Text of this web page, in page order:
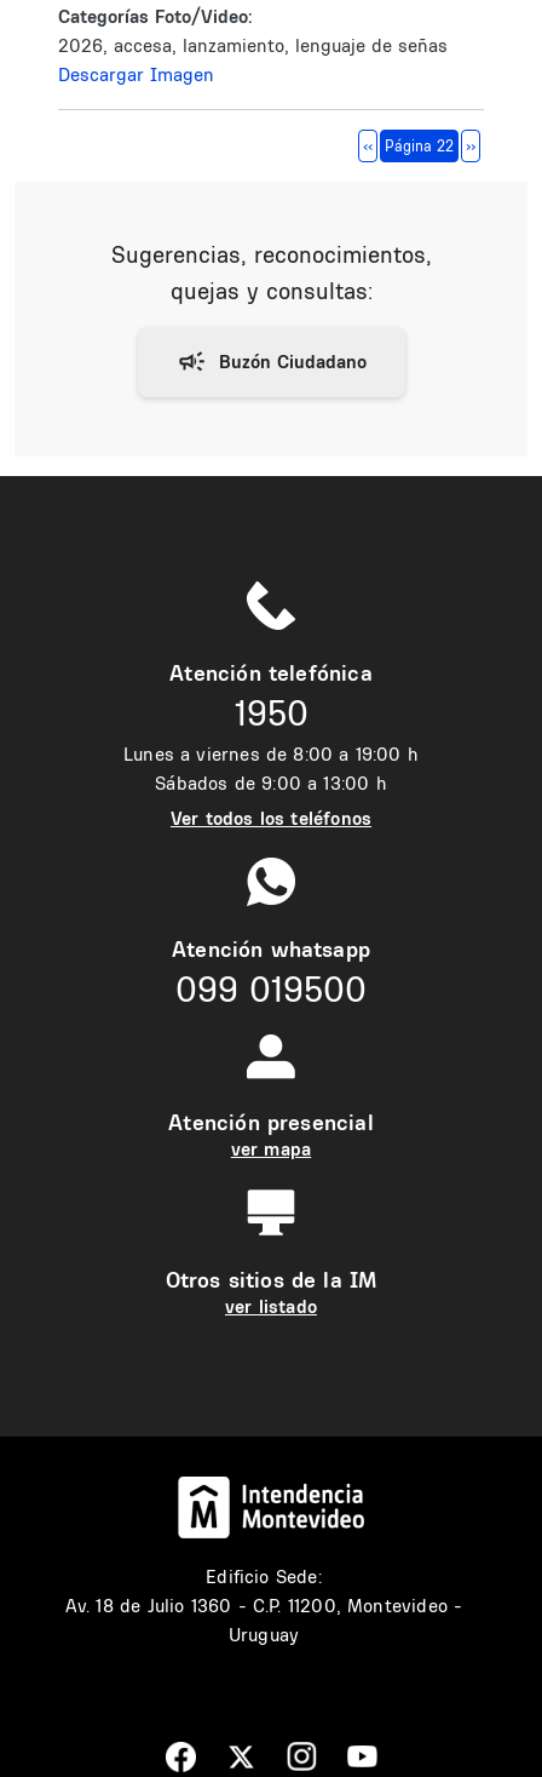
Categorías Foto/Video:
2026, accesa, lanzamiento, lenguaje de señas
Descargar Imagen
Página anterior
‹‹ Página 22 Siguiente
››
Sugerencias, reconocimientos,
quejas y consultas:
Atención telefónica
1950
Lunes a viernes de 8:00 a 19:00 h
Sábados de 9:00 a 13:00 h
Ver todos los teléfonos
Atención whatsapp
099 019500
Atención presencial
ver mapa
Otros sitios de la IM
ver listado
Edificio Sede:
Av. 18 de Julio 1360 - C.P. 11200, Montevideo -
Uruguay